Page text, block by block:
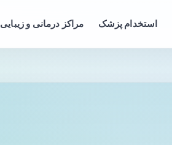
استخدام پزشک مراکز درمانی و زیبایی